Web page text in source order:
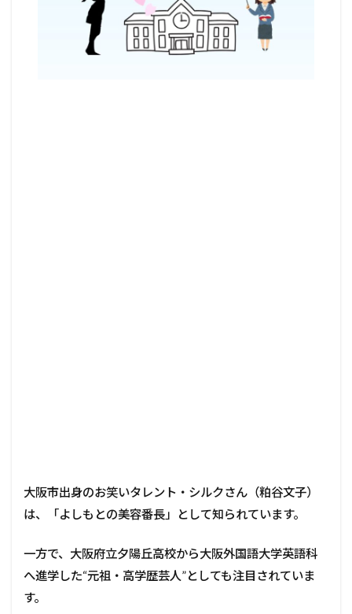
大阪市出身のお笑いタレント・シルクさん（粕谷文子）
は、「よしもとの美容番長」として知られています。
一方で、大阪府立夕陽丘高校から大阪外国語大学英語科
へ進学した“元祖・高学歴芸人”としても注目されていま
す。